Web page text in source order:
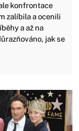
konfrontace
zalíbila a ocenili
a až na
jak se